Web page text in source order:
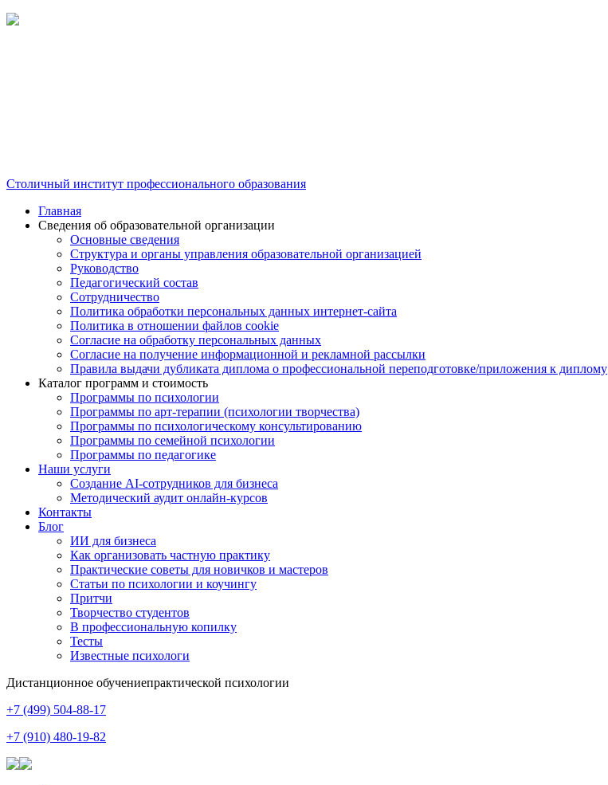
Столичный институт профессионального образования
Главная
Сведения об образовательной организации
Основные сведения
Структура и органы управления образовательной организацией
Руководство
Педагогический состав
Сотрудничество
Политика обработки персональных данных интернет-сайта
Политика в отношении файлов cookie
Согласие на обработку персональных данных
Согласие на получение информационной и рекламной рассылки
Правила выдачи дубликата диплома о профессиональной переподготовке/приложения к диплому
Каталог программ и стоимость
Программы по психологии
Программы по арт-терапии (психологии творчества)
Программы по психологическому консультированию
Программы по семейной психологии
Программы по педагогике
Наши услуги
Создание AI-сотрудников для бизнеса
Методический аудит онлайн-курсов
Контакты
Блог
ИИ для бизнеса
Как организовать частную практику
Практические советы для новичков и мастеров
Статьи по психологии и коучингу
Притчи
Творчество студентов
В профессиональную копилку
Тесты
Известные психологи
Дистанционное обучениепрактической психологии
+7 (499) 504-88-17
+7 (910) 480-19-82